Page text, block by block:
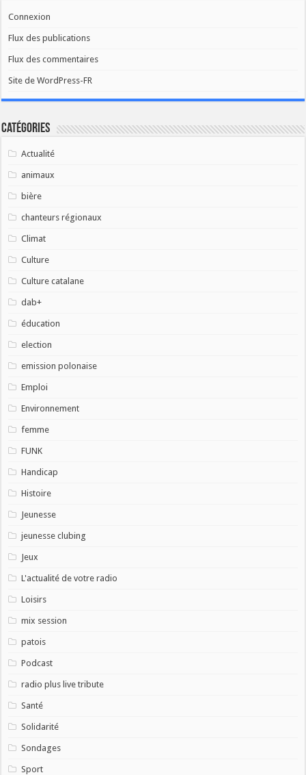
Connexion
Flux des publications
Flux des commentaires
Site de WordPress-FR
Catégories
Actualité
animaux
bière
chanteurs régionaux
Climat
Culture
Culture catalane
dab+
éducation
election
emission polonaise
Emploi
Environnement
femme
FUNK
Handicap
Histoire
Jeunesse
jeunesse clubing
Jeux
L'actualité de votre radio
Loisirs
mix session
patois
Podcast
radio plus live tribute
Santé
Solidarité
Sondages
Sport